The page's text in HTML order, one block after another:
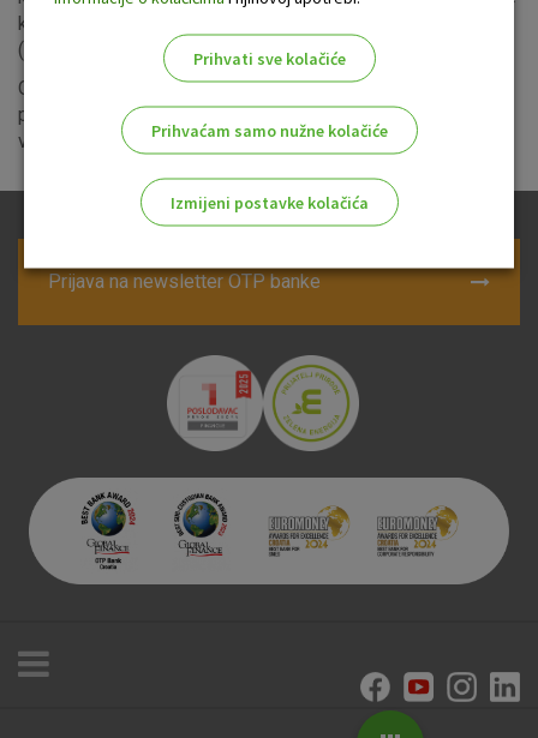
kredite koji su vezani za nacionalnu referentnu stopu
(NRS1).
OTP banka će sve svoje klijente pravovremeno i pisanim
putem obavijestiti o promjeni kamatne stope te o novoj
visini anuiteta i novom otplatnom planu.
Prijava na newsletter OTP banke
Prihvati sve kolačiće
Prihvaćam samo nužne kolačiće
Izmijeni postavke kolačića
Analitički kolačići
Marketinški kolačići
Prihvaćam upotrebu navedenih kolačića
Ovi kolačići nužni su za funkcioniranje internetske stranice i
ne mogu se isključiti u našim sustavima. Uobičajeno se
postavljaju kao odgovor na vaše radnje koje uključuju zahtjev